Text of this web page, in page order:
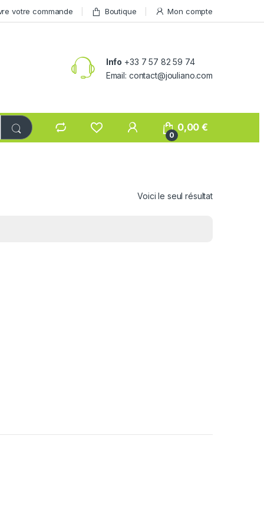
votre commande Boutique Mon compte
Info +33 7 57 82 59 74
Email: contact@jouliano.com
0
0,00€
Voici le seul résultat